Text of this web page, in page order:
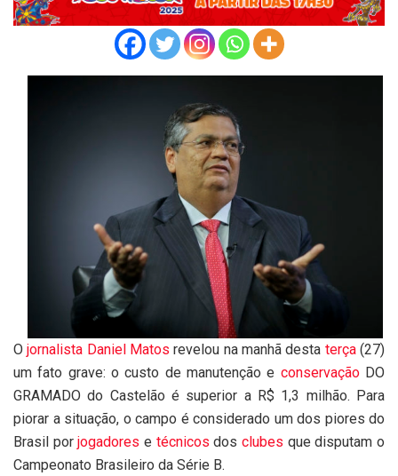
Ojornalista Daniel Matos revelou na manhã desta terça(27)
um fato grave: o custo de manutenção e conservaçãoDO
GRAMADO do Castelão é superior a R$ 1,3 milhão. Para
piorar a situação, o campo é considerado um dos piores do
Brasil porjogadores e técnicos dosclubes que disputam o
Campeonato Brasileiro da Série B.